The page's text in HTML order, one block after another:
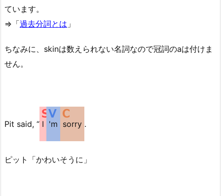
ています。
⇒「過去分詞とは 」
ちなみに、skinは数えられない名詞なので冠詞のaは付けま
せん。
Pit said, “ I 'm sorry .
ピット「かわいそうに」